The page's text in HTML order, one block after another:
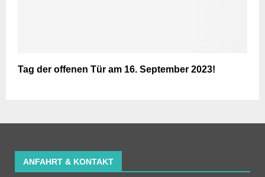
Tag der offenen Tür am 16. September 2023!
ANFAHRT & KONTAKT